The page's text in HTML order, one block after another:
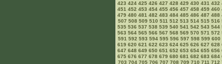
423 424 425 426 427 428 429 430 431 432
451 452 453 454 455 456 457 458 459 460
479 480 481 482 483 484 485 486 487 488
507 508 509 510 511 512 513 514 515 516
535 536 537 538 539 540 541 542 543 544
563 564 565 566 567 568 569 570 571 572
591 592 593 594 595 596 597 598 599 600
619 620 621 622 623 624 625 626 627 628
647 648 649 650 651 652 653 654 655 656
675 676 677 678 679 680 681 682 683 684
703 704 705 706 707 708 709 710 711 712